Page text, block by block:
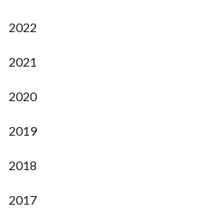
2022
2021
2020
2019
2018
2017